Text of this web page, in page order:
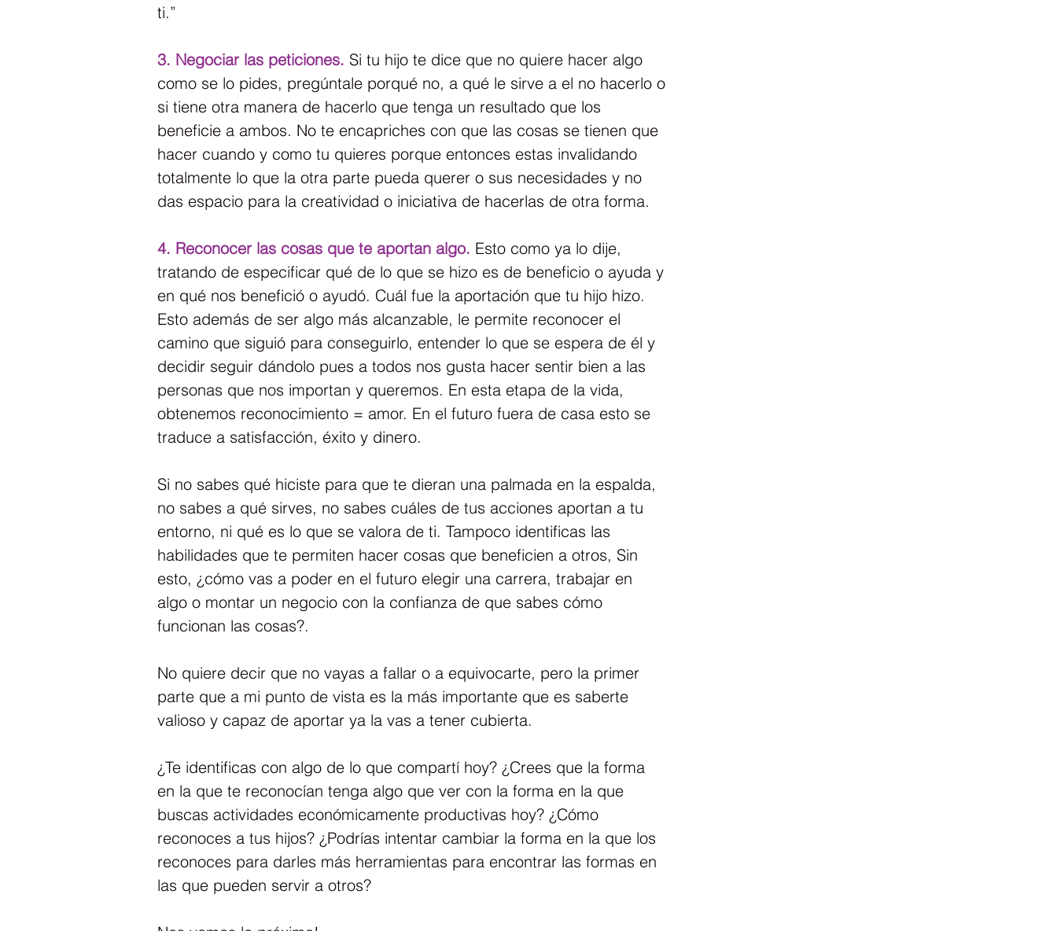
ti.”
3. Negociar las peticiones. Si tu hijo te dice que no quiere hacer algo
como se lo pides, pregúntale porqué no, a qué le sirve a el no hacerlo o
si tiene otra manera de hacerlo que tenga un resultado que los
beneficie a ambos. No te encapriches con que las cosas se tienen que
hacer cuando y como tu quieres porque entonces estas invalidando
totalmente lo que la otra parte pueda querer o sus necesidades y no
das espacio para la creatividad o iniciativa de hacerlas de otra forma.
4. Reconocer las cosas que te aportan algo. Esto como ya lo dije,
tratando de especificar qué de lo que se hizo es de beneficio o ayuda y
en qué nos benefició o ayudó. Cuál fue la aportación que tu hijo hizo.
Esto además de ser algo más alcanzable, le permite reconocer el
camino que siguió para conseguirlo, entender lo que se espera de él y
decidir seguir dándolo pues a todos nos gusta hacer sentir bien a las
personas que nos importan y queremos. En esta etapa de la vida,
obtenemos reconocimiento = amor. En el futuro fuera de casa esto se
traduce a satisfacción, éxito y dinero.
Si no sabes qué hiciste para que te dieran una palmada en la espalda,
no sabes a qué sirves, no sabes cuáles de tus acciones aportan a tu
entorno, ni qué es lo que se valora de ti. Tampoco identificas las
habilidades que te permiten hacer cosas que beneficien a otros, Sin
esto, ¿cómo vas a poder en el futuro elegir una carrera, trabajar en
algo o montar un negocio con la confianza de que sabes cómo
funcionan las cosas?.
No quiere decir que no vayas a fallar o a equivocarte, pero la primer
parte que a mi punto de vista es la más importante que es saberte
valioso y capaz de aportar ya la vas a tener cubierta.
¿Te identificas con algo de lo que compartí hoy? ¿Crees que la forma
en la que te reconocían tenga algo que ver con la forma en la que
buscas actividades económicamente productivas hoy? ¿Cómo
reconoces a tus hijos? ¿Podrías intentar cambiar la forma en la que los
reconoces para darles más herramientas para encontrar las formas en
las que pueden servir a otros?